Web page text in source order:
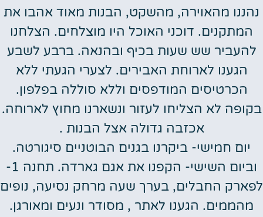
נהננו מהאוירה, מהשקט, הבנות מאוד אהבו את
המתקנים. דוכני האוכל היו מוצלחים. הצלחנו
להעביר שש שעות בכיף ובהנאה. ברבע לשבע
הגענו לארוחת האבירים. לצערי הגעתי ללא
הכרטיסים המודפסים וללא סוללה בפלפון.
בקופה לא הצליחו לעזור ונשארנו מחוץ לארוחה.
אכזבה גדולה אצל הבנות .
יום חמישי- ביקרנו בגנים הבוטניים סיגורטה.
וביום השישי- הקפנו את אגם גארדה. תחנה 1-
לפארק החבלים, בערך שעה מרחק נסיעה, נופים
מהממים. הגענו לאתר , מסודר ונעים ומאורגן.